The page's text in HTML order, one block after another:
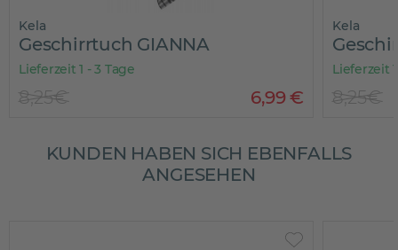
GIANNA Geschirrtuch
8,25€
KUNDEN HABEN SICH EBENFALLS
ANGESEHEN